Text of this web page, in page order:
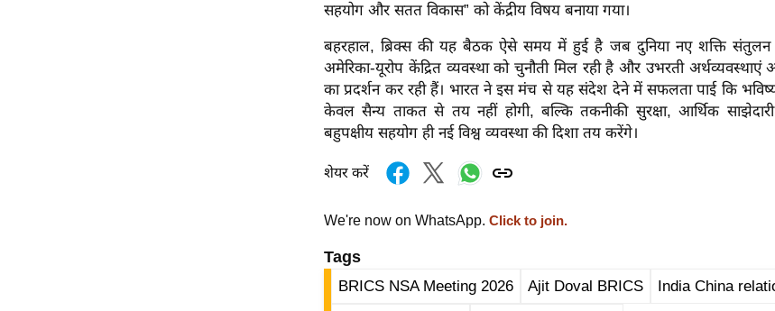
सहयोग और सतत विकास” को केंद्रीय विषय बनाया गया।
बहरहाल, ब्रिक्स की यह बैठक ऐसे समय में हुई है जब दुनिया नए शक्ति
अमेरिका-यूरोप केंद्रित व्यवस्था को चुनौती मिल रही है और उभरती अर्थव्यवस्थाएं
का प्रदर्शन कर रही हैं। भारत ने इस मंच से यह संदेश देने में सफलता पाई कि भविष्य
केवल सैन्य ताकत से तय नहीं होगी, बल्कि तकनीकी सुरक्षा, आर्थिक
बहुपक्षीय सहयोग ही नई विश्व व्यवस्था की दिशा तय करेंगे।
शेयर करें
We're now on WhatsApp. Click to join.
Tags
BRICS NSA Meeting 2026 Ajit Doval BRICS India China